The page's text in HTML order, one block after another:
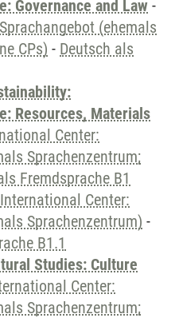
Governance and Law -
(ehemals
CPs) - Deutsch als
Resources, Materials
Center:
Sprachenzentrum;
Fremdsprache B1
International Center:
Sprachenzentrum) -
B1.1
Studies: Culture
Center:
Sprachenzentrum;